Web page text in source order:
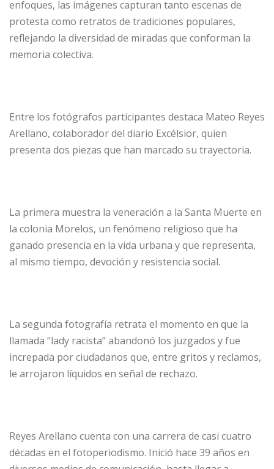
enfoques, las imágenes capturan tanto escenas de
protesta como retratos de tradiciones populares,
reflejando la diversidad de miradas que conforman la
memoria colectiva.
Entre los fotógrafos participantes destaca Mateo Reyes
Arellano, colaborador del diario Excélsior, quien
presenta dos piezas que han marcado su trayectoria.
La primera muestra la veneración a la Santa Muerte en
la colonia Morelos, un fenómeno religioso que ha
ganado presencia en la vida urbana y que representa,
al mismo tiempo, devoción y resistencia social.
La segunda fotografía retrata el momento en que la
llamada “lady racista” abandonó los juzgados y fue
increpada por ciudadanos que, entre gritos y reclamos,
le arrojaron líquidos en señal de rechazo.
Reyes Arellano cuenta con una carrera de casi cuatro
décadas en el fotoperiodismo. Inició hace 39 años en